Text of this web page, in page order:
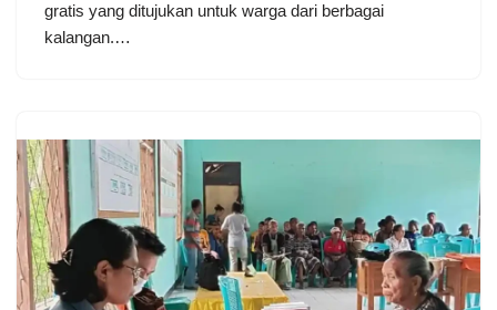
gratis yang ditujukan untuk warga dari berbagai
kalangan.…